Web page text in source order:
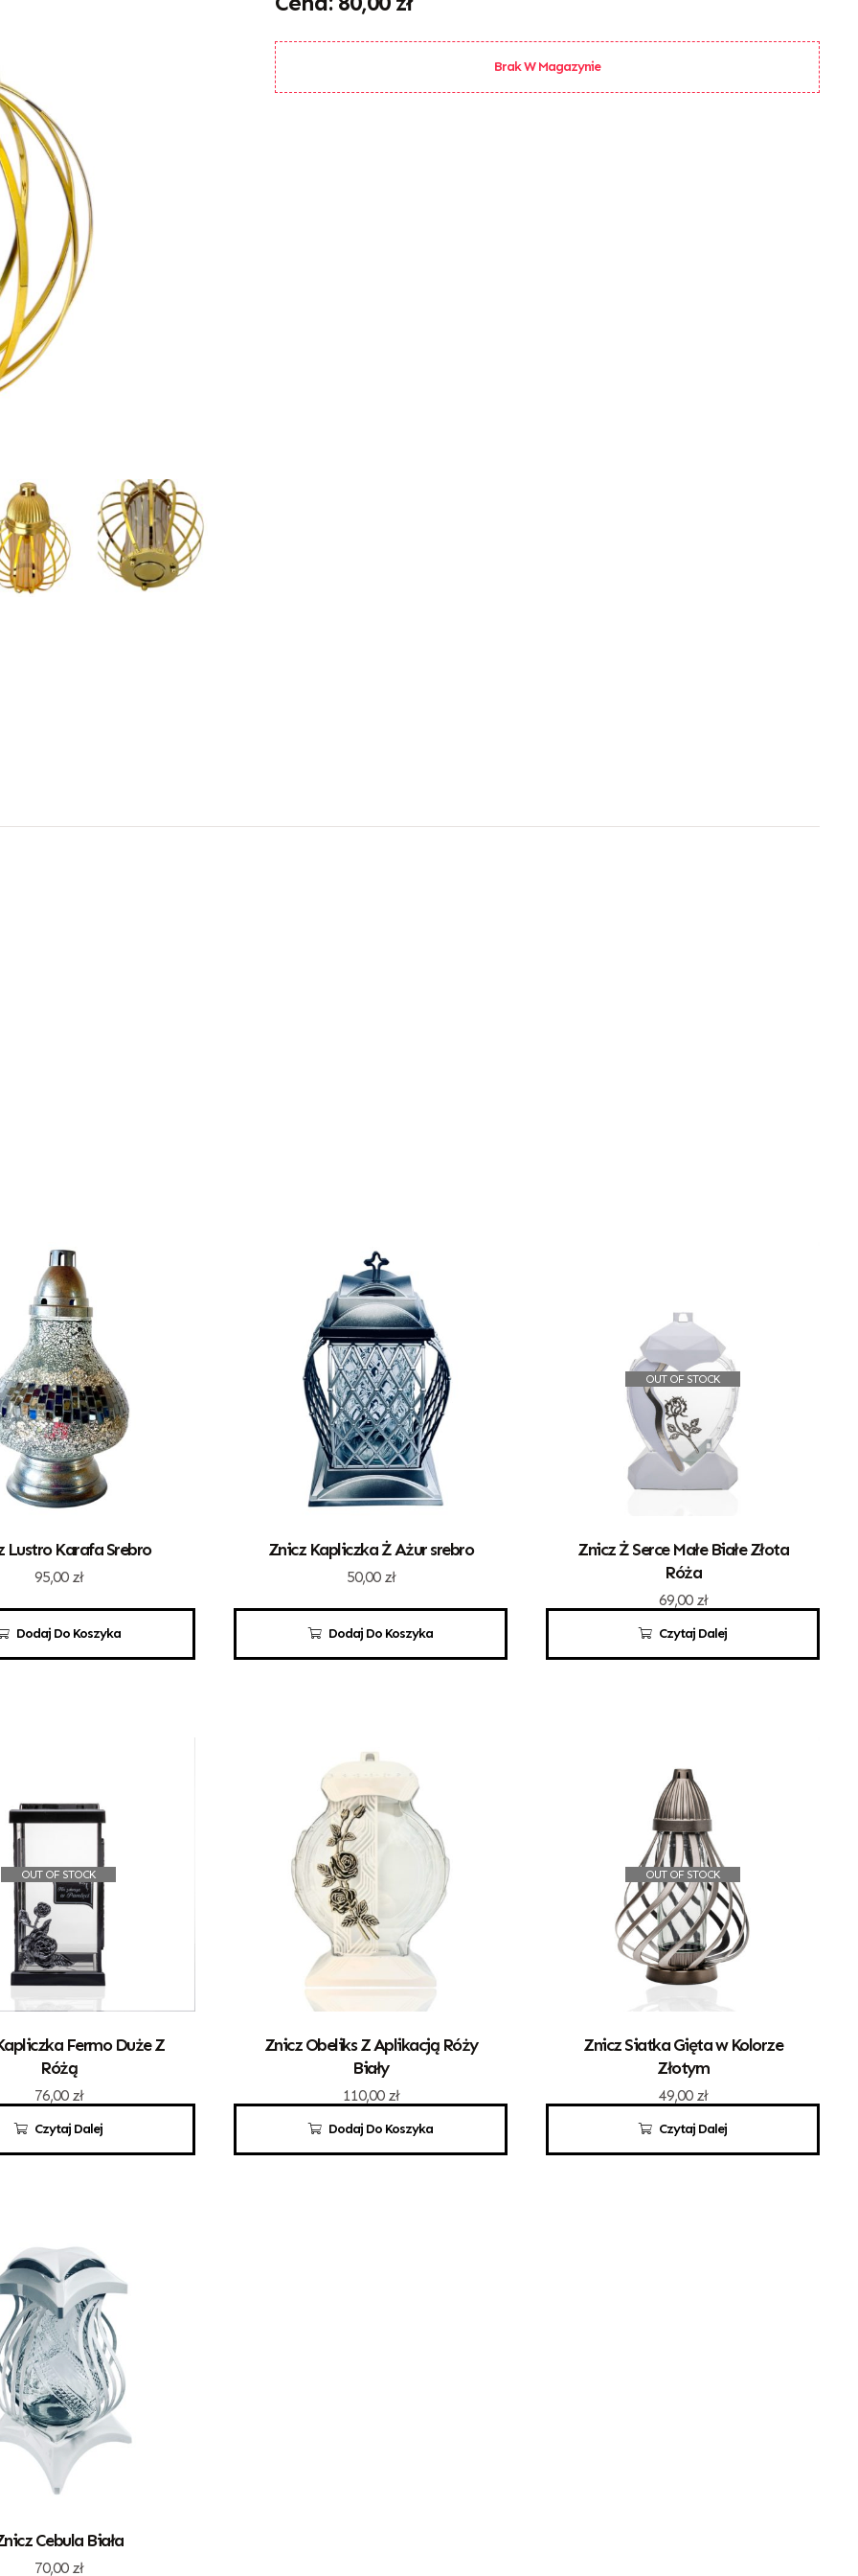
Brak W Magazynie
Dodaj Do Koszyka
Lustro Karafa Srebro
95,00 zł
Dodaj Do Koszyka
Znicz Kapliczka Ż Ażur srebro
50,00 zł
OUT OF STOCK
Czytaj Dalej
Znicz Ż Serce Małe Białe Złota
Róża
69,00 zł
OUT OF STOCK
Czytaj Dalej
Fermo Duże Z
Różą
76,00 zł
Dodaj Do Koszyka
Znicz Obeliks Z Aplikacją Róży
Biały
110,00 zł
OUT OF STOCK
Czytaj Dalej
Znicz Siatka Gięta w Kolorze
Złotym
49,00 zł
Cebula Biała
70,00 zł